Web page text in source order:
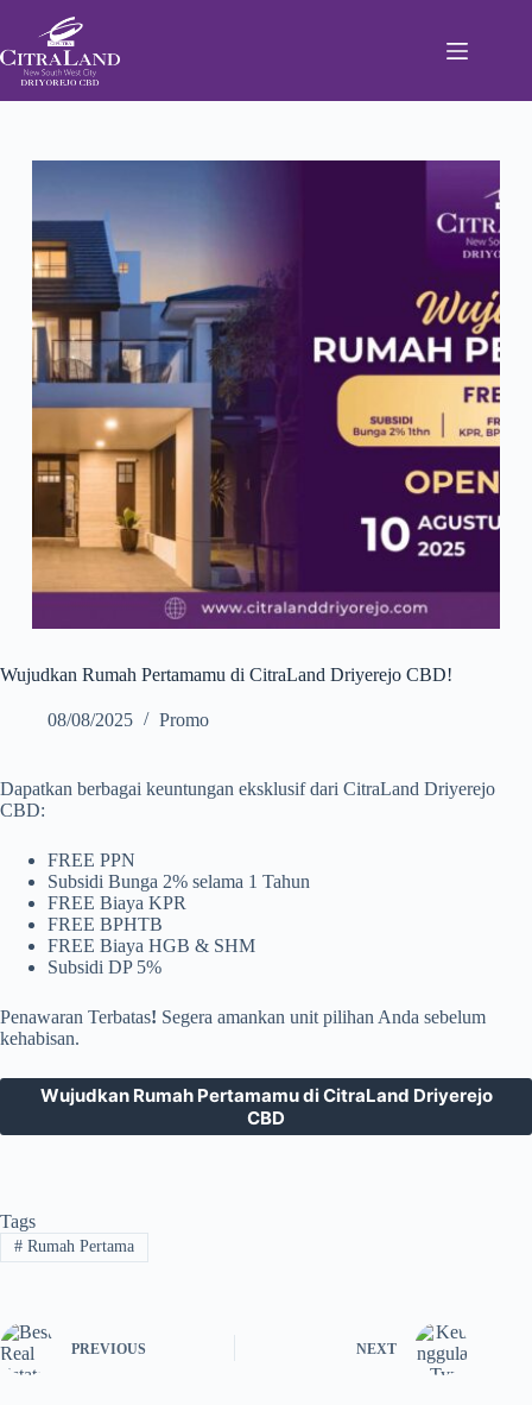
Wujudkan Rumah Pertamamu di CitraLand Driyerejo CBD!
08/08/2025 Promo
Dapatkan berbagai keuntungan eksklusif dari CitraLand Driyerejo
CBD:
FREE PPN
Subsidi Bunga 2% selama 1 Tahun
FREE Biaya KPR
FREE BPHTB
FREE Biaya HGB & SHM
Subsidi DP 5%
Penawaran Terbatas! Segera amankan unit pilihan Anda sebelum
kehabisan.
Wujudkan Rumah Pertamamu di CitraLand Driyerejo
CBD
Tags
#Rumah Pertama
PREVIOUS NEXT